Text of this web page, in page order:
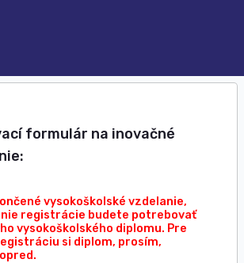
formulár na inovačné
vysokoškolské vzdelanie,
registrácie budete potrebovať
vysokoškolského diplomu. Pre
si diplom, prosím,